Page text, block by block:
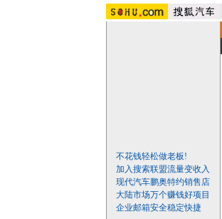
不花钱轻松做老板!
加入搜索联盟流量变收入
现代汽车鹏奥特约销售店
大陆市场万个赚钱好项目
企业邮箱安全稳定快捷